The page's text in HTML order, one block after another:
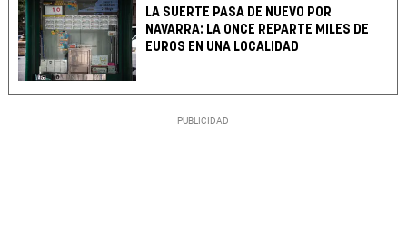
LA SUERTE PASA DE NUEVO POR
NAVARRA: LA ONCE REPARTE MILES DE
EUROS EN UNA LOCALIDAD